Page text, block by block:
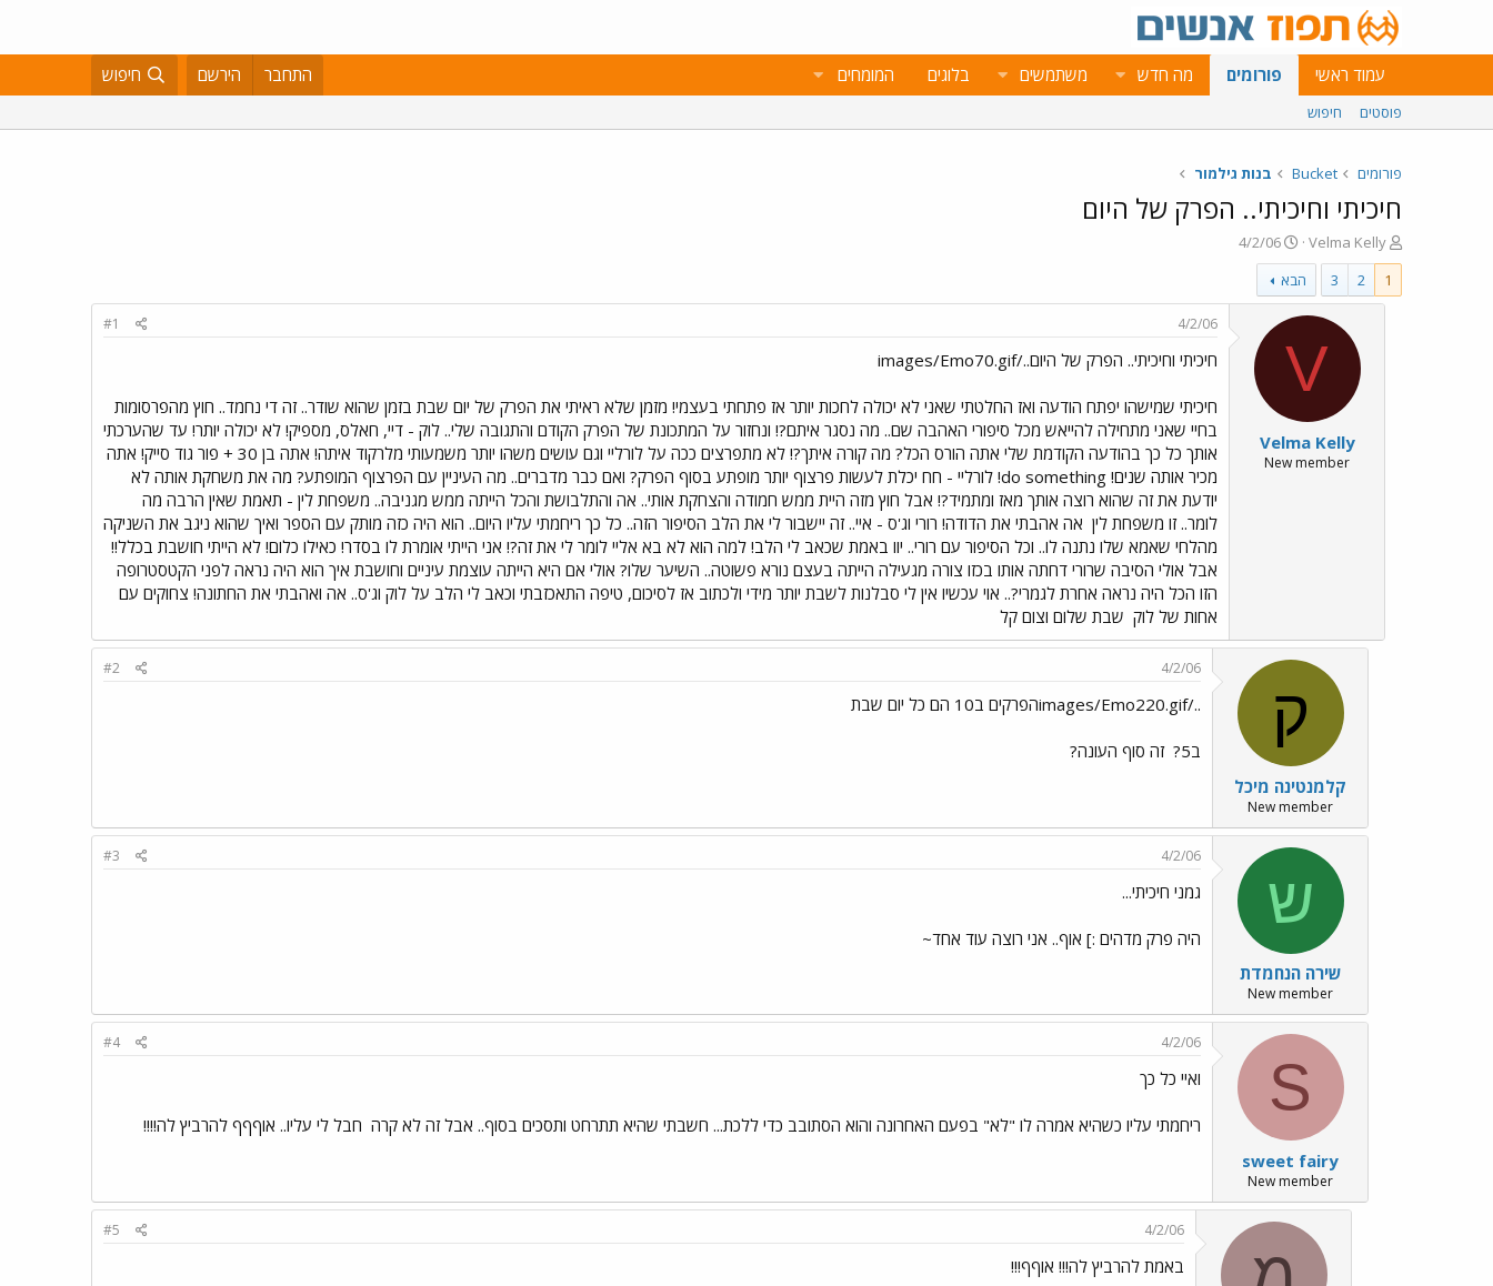
עמוד ראשי פורומים מה חדש משתמשים בלוגים המומחים התחבר הירשם חיפוש
פוסטים חיפוש
פורומים Bucket בנות גילמור
חיכיתי וחיכיתי.. הפרק של היום
פ
ו
ת
ח
Velma Kelly
פ
ו
ר
ס
ם
י
ך
4/2/06
1
2
3 הבא
V
Velma Kelly
New member
4/2/06
#1
חיכיתי וחיכיתי.. הפרק של היום../images/Emo70.gif
חיכיתי שמישהו יפתח הודעה ואז החלטתי שאני לא יכולה לחכות יותר אז פתחתי בעצמי! מזמן שלא ראיתי את הפרק של יום שבת בזמן שהוא שודר.. זה די נחמד.. חוץ מהפרסומות
בחיי שאני מתחילה להייאש מכל סיפורי האהבה שם.. מה נסגר איתם?! ונחזור על המתכונת של הפרק הקודם והתגובה שלי.. לוק - דיי, חאלס, מספיק! לא יכולה יותר! עד שהערכתי
אותך כל כך בהודעה הקודמת שלי אתה הורס הכל? מה קורה איתך?! לא מתפרצים ככה על לורליי וגם עושים משהו יותר משמעותי מלרקוד איתה! אתה בן 30 + פור גוד סייק! אתה
מכיר אותה שנים! do something! לורליי - חח יכלת לעשות פרצוף יותר מופתע בסוף הפרק? ואם כבר מדברים.. מה העיניין עם הפרצוף המופתע? מה את משחקת אותה לא
יודעת את זה שהוא רוצה אותך מאז ומתמיד?! אבל חוץ מזה היית ממש חמודה והצחקת אותי.. אה והתלבושת והכל הייתה ממש מגניבה.. משפחת לין - תאמת שאין הרבה מה
לומר.. זו משפחת לין אה אהבתי את הדודה! רורי וג'ס - איי.. זה יישבור לי את הלב הסיפור הזה.. כל כך ריחמתי עליו היום.. הוא היה כזה מותק עם הספר ואיך שהוא ניגב את השניקה
מהלחי שאמא שלו נתנה לו.. וכל הסיפור עם רורי.. יוו באמת שכאב לי הלב! למה הוא לא בא אליי לומר לי את זה?! אני הייתי אומרת לו בסדר! כאילו כלום! לא הייתי חושבת בכלל!!
אבל אולי הסיבה שרורי דחתה אותו בכזו צורה מגעילה הייתה בעצם נורא פשוטה.. השיער שלו? אולי אם היא הייתה עוצמת עיניים וחושבת איך הוא היה נראה לפני הקטסטרופה
הזו הכל היה נראה אחרת לגמרי?.. אוי עכשיו אין לי סבלנות לשבת יותר מידי ולכתוב אז לסיכום, טיפה התאכזבתי וכאב לי הלב על לוק וג'ס.. אה ואהבתי את החתונה! צחוקים עם
אחות של לוק שבת שלום וצום קל
ק
קלמנטינה מיכל
New member
4/2/06
#2
../images/Emo220.gifהפרקים ב10 הם כל יום שבת
ב5? זה סוף העונה?
ש
שירה הנחמדת
New member
4/2/06
#3
גמני חיכיתי...
היה פרק מדהים :] אוף.. אני רוצה עוד אחד~
S
sweet fairy
New member
4/2/06
#4
ואיי כל כך
ריחמתי עליו כשהיא אמרה לו "לא" בפעם האחרונה והוא הסתובב כדי ללכת... חשבתי שהיא תתרחט ותסכים בסוף.. אבל זה לא קרה חבל לי עליו.. אוףףף להרביץ לה!!!!
4/2/06
#5
באמת להרביץ לה!!! אוףף!!!